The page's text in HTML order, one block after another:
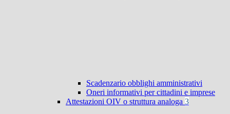
Scadenzario obblighi amministrativi
Oneri informativi per cittadini e imprese
Attestazioni OIV o struttura analoga 3